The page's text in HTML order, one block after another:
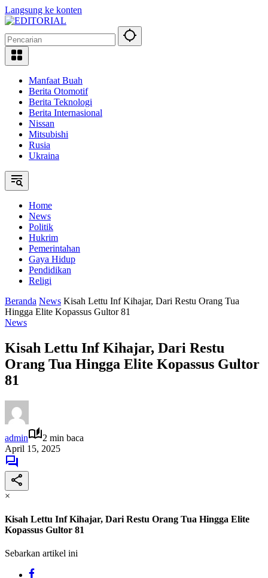
Langsung ke konten
Manfaat Buah
Berita Otomotif
Berita Teknologi
Berita Internasional
Nissan
Mitsubishi
Rusia
Ukraina
Home
News
Politik
Hukrim
Pemerintahan
Gaya Hidup
Pendidikan
Religi
Beranda News Kisah Lettu Inf Kihajar, Dari Restu Orang Tua
Hingga Elite Kopassus Gultor 81
News
Kisah Lettu Inf Kihajar, Dari Restu
Orang Tua Hingga Elite Kopassus Gultor
81
admin
2 min baca
April 15, 2025
×
Kisah Lettu Inf Kihajar, Dari Restu Orang Tua Hingga Elite
Kopassus Gultor 81
Sebarkan artikel ini